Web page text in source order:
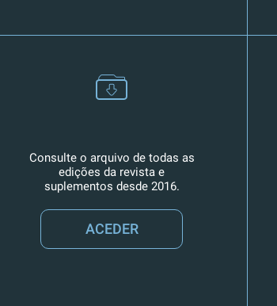
Consulte o arquivo de todas as
edições da revista e
suplementos desde 2016.
ACEDER